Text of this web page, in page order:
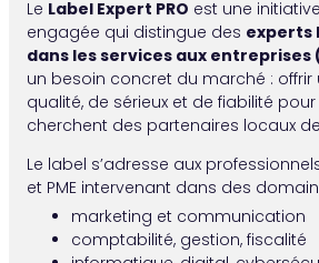
Le Label Expert PRO est une
engagée qui distingue des experts
dans les services aux entreprises
un besoin concret du marché : offrir
qualité, de sérieux et de fiabilité
cherchent des partenaires locaux
Le label s’adresse aux
et PME intervenant dans des
marketing et communication
comptabilité, gestion, fiscalité